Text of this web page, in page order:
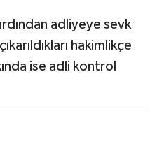
adliyeye sevk
hakimlikçe
ise adli kontrol